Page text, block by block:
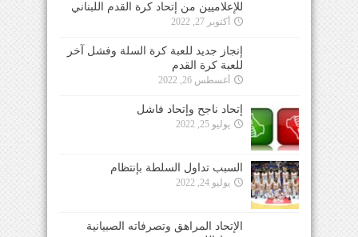
للإعلاميين من إتحاد كرة القدم اللبناني
أكتوبر 27, 2022
إنجاز جديد للعبة كرة السلة وفشل آخر
للعبة كرة القدم
أغسطس 26, 2022
إتحاد ناجح وإتحاد فاشل
يوليو 25, 2022
السبب تداول السلطة بإنتظام
يوليو 24, 2022
الإتحاد المراهق وتصرفاته الصبيانية